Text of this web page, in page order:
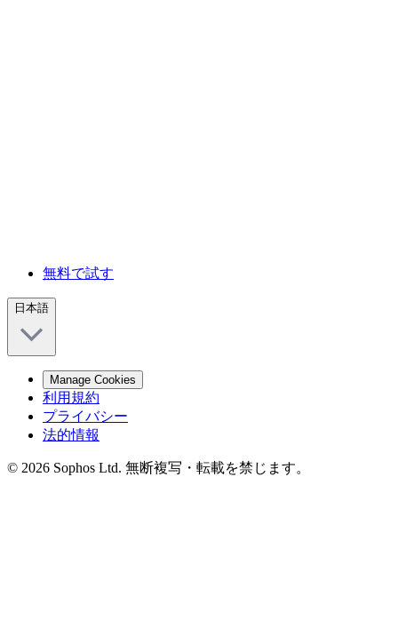
無料で試す
日本語
Manage Cookies
利用規約
プライバシー
法的情報
© 2026 Sophos Ltd. 無断複写・転載を禁じます。